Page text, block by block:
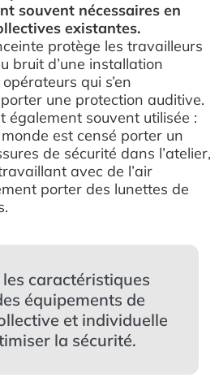
souvent nécessaires en
existantes.
protège les travailleurs
bruit d’une installation
qui s’en
une protection auditive.
également souvent utilisée :
est censé porter un
de sécurité dans l’atelier,
avec de l’air
porter des lunettes de
caractéristiques
équipements de
et individuelle
la sécurité.